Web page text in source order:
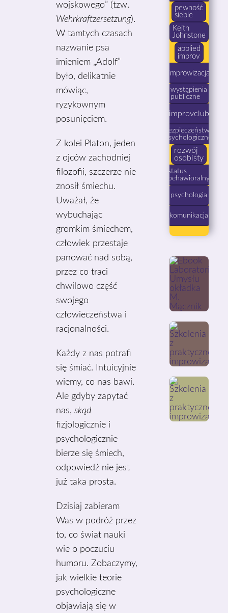
wojskowego” (tzw.
Wehrkraftzersetzung).
W tamtych czasach
nazwanie psa
imieniem „Adolf”
było, delikatnie
mówiąc,
ryzykownym
posunięciem.
Z kolei Platon, jeden
z ojców zachodniej
filozofii, szczerze nie
znosił śmiechu.
Uważał, że
wybuchając
gromkim śmiechem,
człowiek przestaje
panować nad sobą,
przez co traci
chwilowo część
swojego
człowieczeństwa i
racjonalności.
Każdy z nas potrafi
się śmiać. Intuicyjnie
wiemy, co nas bawi.
Ale gdyby zapytać
nas,skąd
fizjologicznie i
psychologicznie
bierze się śmiech,
odpowiedź nie jest
już taka prosta.
Dzisiaj zabieram
Was w podróż przez
to, co świat nauki
wie o poczuciu
humoru. Zobaczymy,
jak wielkie teorie
psychologiczne
objawiają się w
pewność
siebie
Keith
Johnstone
applied
improv
improwizacja
wystąpienia
publiczne
improvclub
bezpieczeństwo
psychologiczne
rozwój
osobisty
status
behawioralny
psychologia
komunikacja